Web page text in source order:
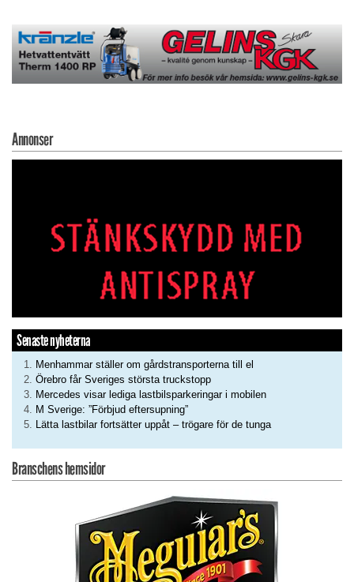
Annonser
Senaste nyheterna
Menhammar ställer om gårdstransporterna till el
Örebro får Sveriges största truckstopp
Mercedes visar lediga lastbilsparkeringar i mobilen
M Sverige: ”Förbjud eftersupning”
Lätta lastbilar fortsätter uppåt – trögare för de tunga
Branschens hemsidor